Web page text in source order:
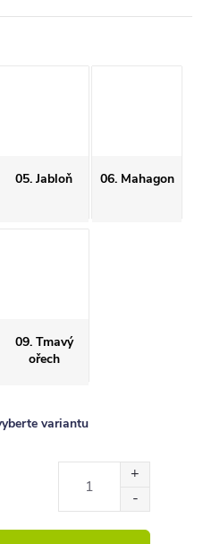
05. Jabloň 06. Mahagon
09. Tmavý
ořech
variantu